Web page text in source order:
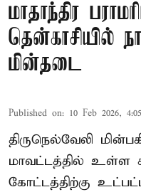
மாதாந்திர
தென்காசியில்
மின்தடை
Published on: 10 Feb 2026,
திருநெல்வேலி
மாவட்டத்தில் உள்ள
கோட்டத்திற்கு